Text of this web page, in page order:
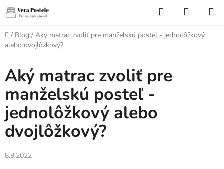
Prejsť
na
obsah
Hľadať
KOŠÍK
Domov
/ Blog / Aký matrac zvoliť pre manželskú posteľ - jednolôžkový
alebo dvojlôžkový?
Aký matrac zvoliť pre
manželskú posteľ -
jednolôžkový alebo
dvojlôžkový?
8.9.2022